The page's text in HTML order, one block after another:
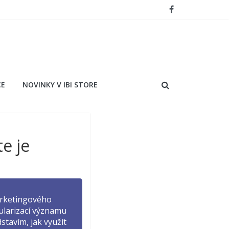
NOVINKY V IBI STORE
je
významu
jak využít